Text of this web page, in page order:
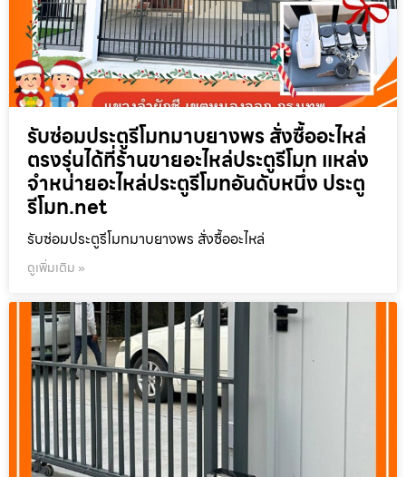
รับซ่อมประตูรีโมทมาบยางพร สั่งซื้ออะไหล่
ตรงรุ่นได้ที่ร้านขายอะไหล่ประตูรีโมท แหล่ง
จำหน่ายอะไหล่ประตูรีโมทอันดับหนึ่ง ประตู
รีโมท.net
รับซ่อมประตูรีโมทมาบยางพร สั่งซื้ออะไหล่
ดูเพิ่มเติม »